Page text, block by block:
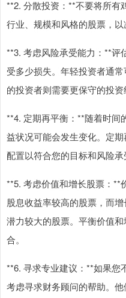
**2. 分散投资：**不要将所有
行业、规模和风格的股票，以
**3. 考虑风险承受能力：**评
受多少损失。年轻投资者通
的投资者则需要更保守的投资
**4. 定期再平衡：**随着时间
益状况可能会发生变化。定期
配置以符合您的目标和风险承
**5. 考虑价值和增长股票：**
股息收益率较高的股票，而
潜力较大的股票。平衡价值
合。
**6. 寻求专业建议：**如果您
考虑寻求财务顾问的帮助。